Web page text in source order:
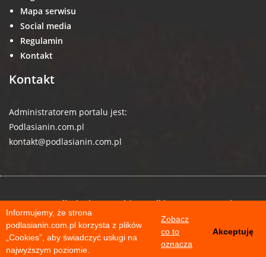
Informujemy, że strona
podlasianin.com.pl korzysta z plików
„Cookies”, aby świadczyć usługi na
najwyższym poziomie.
Zobacz
co to
oznacza
Akceptuję
Mapa serwisu
Social media
Regulamin
Kontakt
Kontakt
Administratorem portalu jest:
Podlasianin.com.pl
kontakt@podlasianin.com.pl
© 2026 podlasianin.com.pl | Wszelkie prawa zastrzeżone